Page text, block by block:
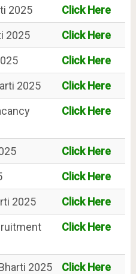
2025
Click Here
2025
Click Here
Click Here
2025
Click Here
Click Here
Click Here
Click Here
2025
Click Here
Click Here
2025
Click Here